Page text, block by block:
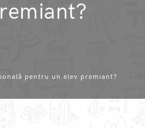
pentru un elev premiant?